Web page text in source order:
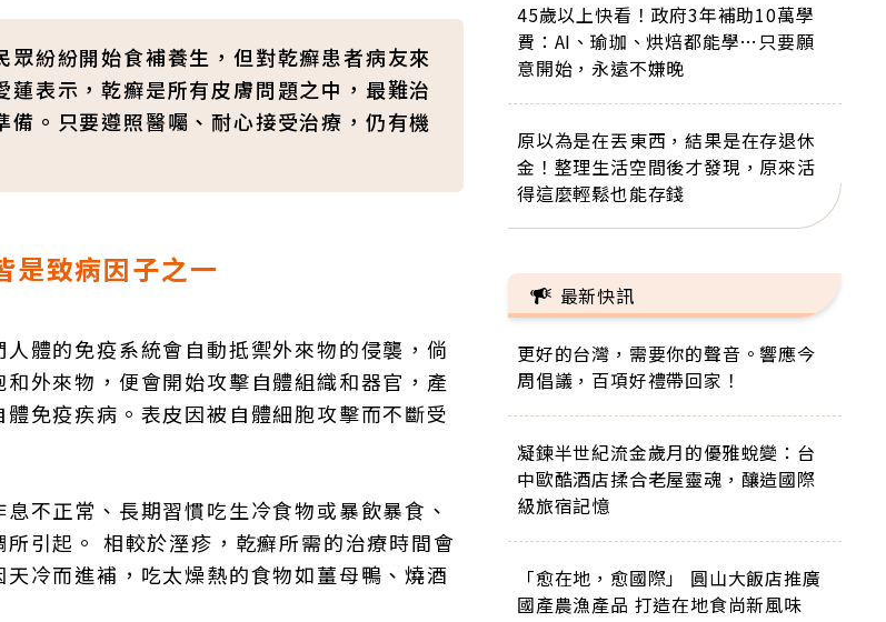
紛紛開始食補養生，但對乾癬患者病友來
表示，乾癬是所有皮膚問題之中，最難治
。只要遵照醫囑、耐心接受治療，仍有機
是致病因子之一
體的免疫系統會自動抵禦外來物的侵襲，倘
外來物，便會開始攻擊自體組織和器官，產
免疫疾病。表皮因被自體細胞攻擊而不斷受
不正常、長期習慣吃生冷食物或暴飲暴食、
引起。 相較於溼疹，乾癬所需的治療時間會
冷而進補，吃太燥熱的食物如薑母鴨、燒酒
45歲以上快看！政府3年補助10萬學
費：AI、瑜珈、烘焙都能學…只要願
意開始，永遠不嫌晚
原以為是在丟東西，結果是在存退休
金！整理生活空間後才發現，原來活
得這麼輕鬆也能存錢
最新快訊
更好的台灣，需要你的聲音。響應今
周倡議，百項好禮帶回家！
凝鍊半世紀流金歲月的優雅蛻變：台
中歐酷酒店揉合老屋靈魂，釀造國際
級旅宿記憶
「愈在地，愈國際」 圓山大飯店推廣
國產農漁產品 打造在地食尚新風味